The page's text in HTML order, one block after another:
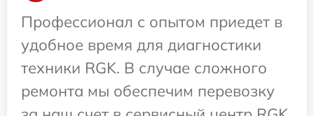
Профессионал с опытом приедет в
удобное время для диагностики
техники RGK. В случае сложного
ремонта мы обеспечим перевозку